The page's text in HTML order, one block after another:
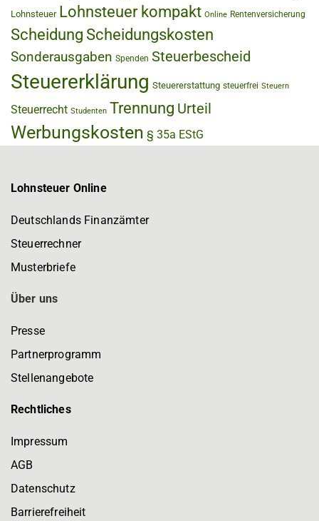
Lohnsteuer Lohnsteuer kompakt Online Rentenversicherung
Scheidung Scheidungskosten
Sonderausgaben Spenden Steuerbescheid
Steuererklärung Steuererstattung steuerfrei Steuern
Steuerrecht Studenten Trennung Urteil
Werbungskosten § 35a EStG
Lohnsteuer Online
Deutschlands Finanzämter
Steuerrechner
Musterbriefe
Über uns
Presse
Partnerprogramm
Stellenangebote
Rechtliches
Impressum
AGB
Datenschutz
Barrierefreiheit